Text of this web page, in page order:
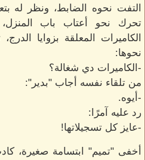
التفت نحوه الضابط، ونظر له
تحرك نحو أعتاب باب
الكاميرات المعلقة بزوايا
نحوها:
-الكاميرات دي شغالة؟
من تلقاء نفسه أجاب "بدير":
-أيوه.
رد عليه آمرًا:
-عايز كل تسجيلاتها!
أخفى "تميم" ابتسامة صغيرة،